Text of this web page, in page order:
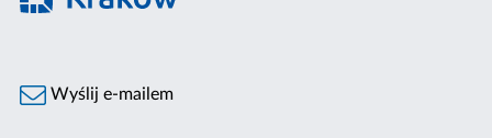
Wyślij e-mailem